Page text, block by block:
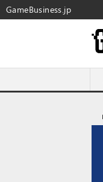
GameBusiness.jp